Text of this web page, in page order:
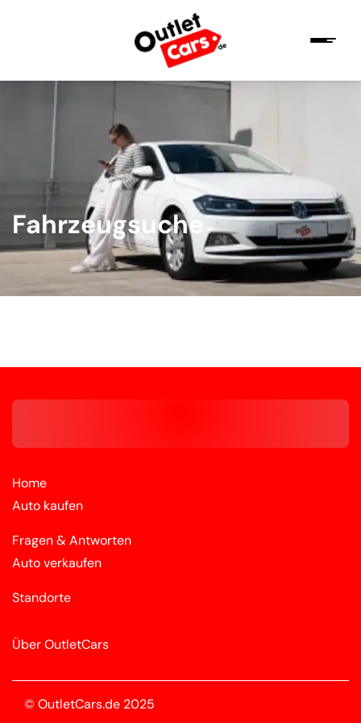
Fahrzeugsuche
Home
Auto kaufen
Fragen & Antworten
Auto verkaufen
Standorte
Über OutletCars
© OutletCars.de 2025